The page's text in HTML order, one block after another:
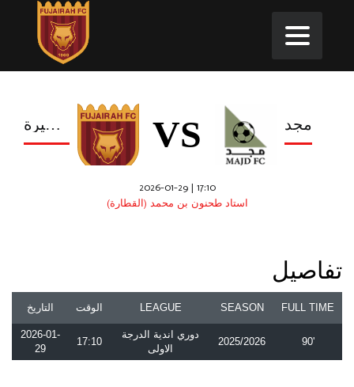
الفجيرة VS مجد
2026-01-29 | 17:10
استاد طحنون بن محمد (القطارة)
تفاصيل
التاريخ الوقت LEAGUE SEASON FULL TIME
2026-01-
29
17:10
دوري اندية الدرجة
الاولى
2025/2026 90'